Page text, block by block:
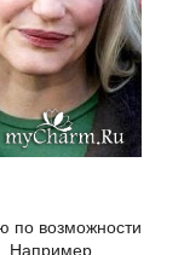
по возможности
Например,